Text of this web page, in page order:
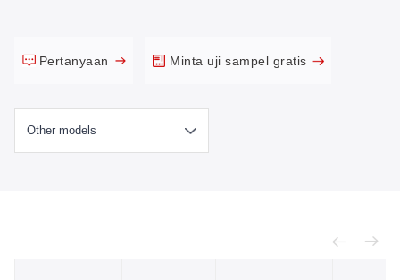
Pertanyaan Minta uji sampel gratis